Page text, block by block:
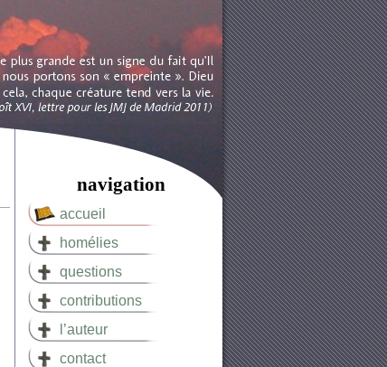
navigation
accueil
homélies
questions
contributions
l’auteur
contact